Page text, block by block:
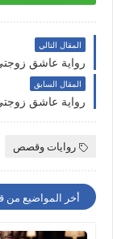
المقال التالي
المقال السابق
روايات وقصص
أخر المواضيع